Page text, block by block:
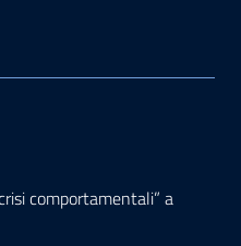
comportamentali” a